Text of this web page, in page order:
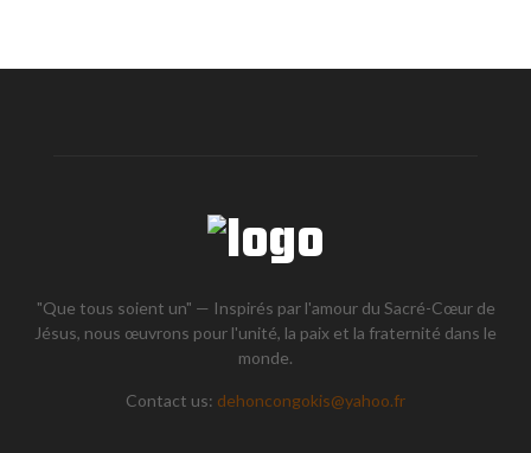
"Que tous soient un" — Inspirés par l'amour du Sacré-Cœur de
Jésus, nous œuvrons pour l'unité, la paix et la fraternité dans le
monde.
Contact us: dehoncongokis@yahoo.fr